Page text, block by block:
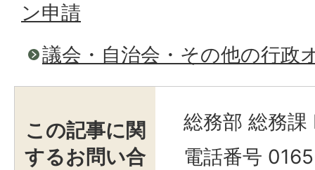
ン申請
議会・自治会・その他の行政
この記事に関
するお問い合
総務部 総務課
電話番号